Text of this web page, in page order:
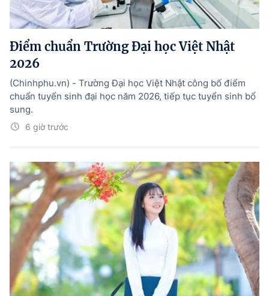
Điểm chuẩn Trường Đại học Việt Nhật
2026
6 giờ trước
(Chinhphu.vn) - Trường Đại học Việt Nhật công bố điểm
chuẩn tuyển sinh đại học năm 2026, tiếp tục tuyển sinh bổ
sung.